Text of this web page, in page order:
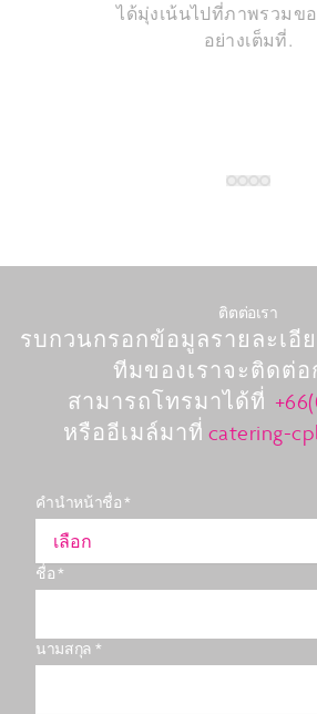
ได้มุ่งเน้นไปที่ภาพรวมข
อย่างเต็มที่.
ติตต่อเรา
รบกวนกรอกข้อมูลรายละเอี
ทีมของเราจะติดต่อ
สามารถโทรมาได้ที่
หรืออีเมล์มาที่ catering-
คำนำหน้าชื่อ *
เลือก
ชื่อ *
นามสกุล *